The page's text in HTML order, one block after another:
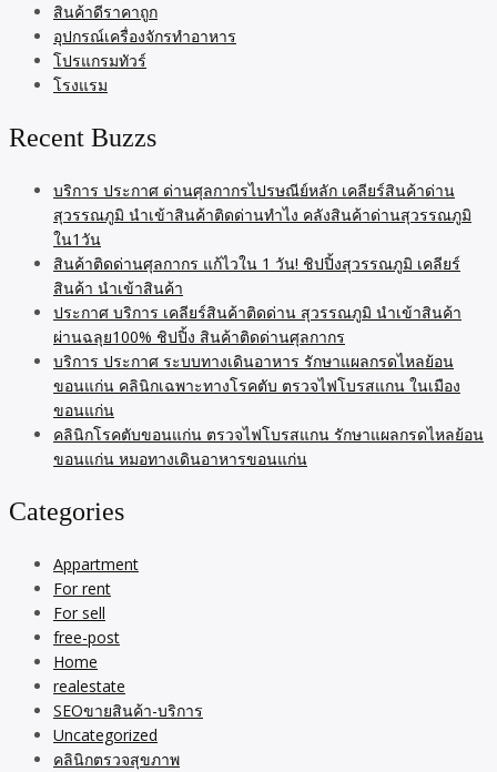
สินค้าดีราคาถูก
อุปกรณ์เครื่องจักรทำอาหาร
โปรแกรมทัวร์
โรงแรม
Recent Buzzs
บริการ ประกาศ ด่านศุลกากรไปรษณีย์หลัก เคลียร์สินค้าด่าน
สุวรรณภูมิ นำเข้าสินค้าติดด่านทำไง คลังสินค้าด่านสุวรรณภูมิ
ใน1วัน
สินค้าติดด่านศุลกากร แก้ไวใน 1 วัน! ชิปปิ้งสุวรรณภูมิ เคลียร์
สินค้า นำเข้าสินค้า
ประกาศ บริการ เคลียร์สินค้าติดด่าน สุวรรณภูมิ นำเข้าสินค้า
ผ่านฉลุย100% ชิปปิ้ง สินค้าติดด่านศุลกากร
บริการ ประกาศ ระบบทางเดินอาหาร รักษาแผลกรดไหลย้อน
ขอนแก่น คลินิกเฉพาะทางโรคตับ ตรวจไฟโบรสแกน ในเมือง
ขอนแก่น
คลินิกโรคตับขอนแก่น ตรวจไฟโบรสแกน รักษาแผลกรดไหลย้อน
ขอนแก่น หมอทางเดินอาหารขอนแก่น
Categories
Appartment
For rent
For sell
free-post
Home
realestate
SEOขายสินค้า-บริการ
Uncategorized
คลินิกตรวจสุขภาพ